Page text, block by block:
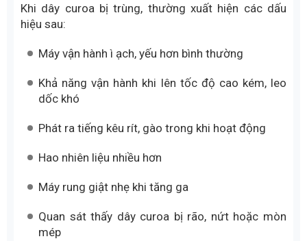
Khi dây curoa bị trùng, thường xuất hiện các dấu
hiệu sau:
Máy vận hành ì ạch, yếu hơn bình thường
Khả năng vận hành khi lên tốc độ cao kém, leo
dốc khó
Phát ra tiếng kêu rít, gào trong khi hoạt động
Hao nhiên liệu nhiều hơn
Máy rung giật nhẹ khi tăng ga
Quan sát thấy dây curoa bị rão, nứt hoặc mòn
mép